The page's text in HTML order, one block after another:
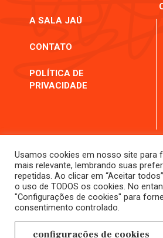
A SALA JAÚ
CONTATO
POLÍTICA DE
PRIVACIDADE
Usamos cookies em nosso site para
mais relevante, lembrando suas
repetidas. Ao clicar em “Aceitar
o uso de TODOS os cookies. No
"Configurações de cookies" para
consentimento controlado.
configurações de cookies